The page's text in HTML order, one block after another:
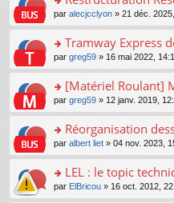
ré
c
e
nt
le
pl
u
s
ré
c
e
nt
n
le
pl
u
s
ré
c
e
nt
a
g
e
n
n
le
pl
u
s
ré
c
e
nt
e
s
a
g
e
n
n
le
pl
u
s
ré
c
ult
er
le
m
e
s
a
g
e
n
n
le
pl
u
o
n
s
ult
er
le
m
e
s
a
g
e
n
n
par alecjcclyon » 21 déc.
o
n
s
ult
er
le
m
e
s
a
g
e
Tramway Express
par greg59 » 16 mai 2022,
o
n
s
ult
er
le
m
e
s
[Matériel Roulant]
par greg59 » 12 janv. 2019,
o
n
s
ult
er
Réorganisation
par albert liet » 04 nov. 2023,
o
n
LEL : le topic
par ElBricou » 16 oct. 2012,